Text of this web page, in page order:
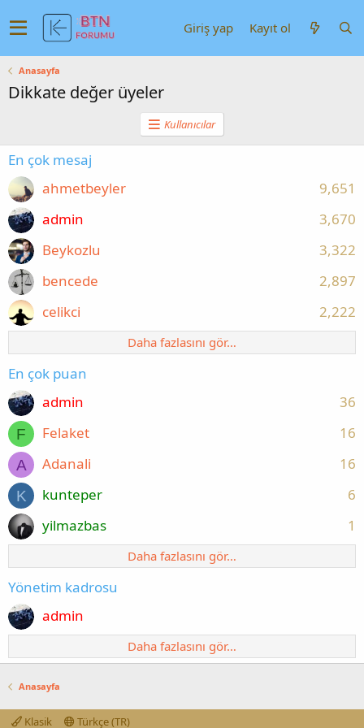
Giriş yap Kayıt ol
Anasayfa
Dikkate değer üyeler
Kullanıcılar
En çok mesaj
9,651
ahmetbeyler
3,670
admin
3,322
Beykozlu
2,897
bencede
2,222
celikci
Daha fazlasını gör…
En çok puan
36
admin
F 16
Felaket
A 16
Adanali
K 6
kunteper
1
yilmazbas
Daha fazlasını gör…
Yönetim kadrosu
admin
Daha fazlasını gör…
Anasayfa
Klasik Türkçe (TR)